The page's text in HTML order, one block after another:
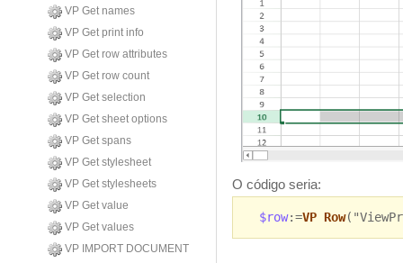
VP Get names
VP Get print info
VP Get row attributes
VP Get row count
VP Get selection
VP Get sheet options
VP Get spans
VP Get stylesheet
VP Get stylesheets
VP Get value
VP Get values
VP IMPORT DOCUMENT
O código seria:
$row:=VP Row